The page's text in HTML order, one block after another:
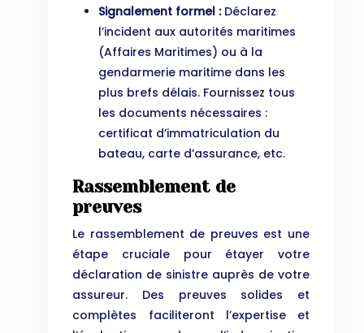
Signalement formel : Déclarez
l’incident aux autorités maritimes
(Affaires Maritimes) ou à la
gendarmerie maritime dans les
plus brefs délais. Fournissez tous
les documents nécessaires :
certificat d’immatriculation du
bateau, carte d’assurance, etc.
Rassemblement de
preuves
Le rassemblement de preuves est une
étape cruciale pour étayer votre
déclaration de sinistre auprès de votre
assureur. Des preuves solides et
complètes faciliteront l’expertise et